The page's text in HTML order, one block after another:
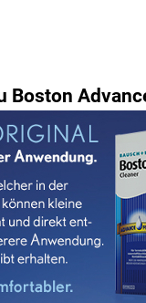
Boston